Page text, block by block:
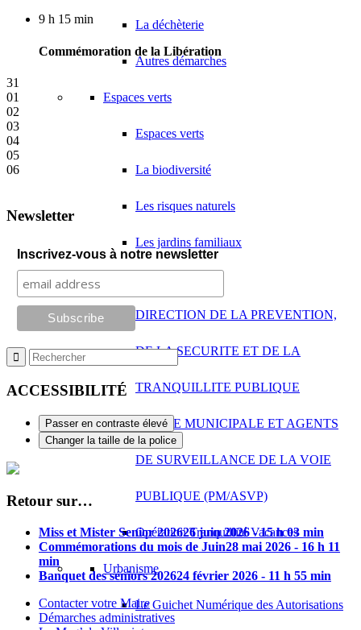
La déchèterie
Autres démarches
Espaces verts
Espaces verts
La biodiversité
Les risques naturels
Les jardins familiaux
DIRECTION DE LA PREVENTION,
DE LA SECURITE ET DE LA
TRANQUILLITE PUBLIQUE
POLICE MUNICIPALE ET AGENTS
DE SURVEILLANCE DE LA VOIE
PUBLIQUE (PM/ASVP)
Opération Tranquillité Vacances
Urbanisme
Le Guichet Numérique des Autorisations
9 h 15 min
Commémoration de la Libération
31
01
02
03
04
05
06
Newsletter
Inscrivez-vous à notre newsletter
ACCESSIBILITÉ
Passer en contraste élevé
Changer la taille de la police
Retour sur…
Miss et Mister Senior 202626 juin 2026 - 15 h 03 min
Commémorations du mois de Juin28 mai 2026 - 16 h 11
min
Banquet des séniors 202624 février 2026 - 11 h 55 min
Contacter votre Maire
Démarches administratives